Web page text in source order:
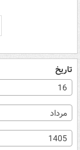
تاریخ
16
مرداد
1405